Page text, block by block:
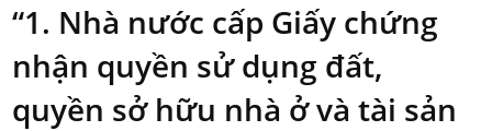
“1. Nhà nước cấp Giấy chứng
nhận quyền sử dụng đất,
quyền sở hữu nhà ở và tài sản